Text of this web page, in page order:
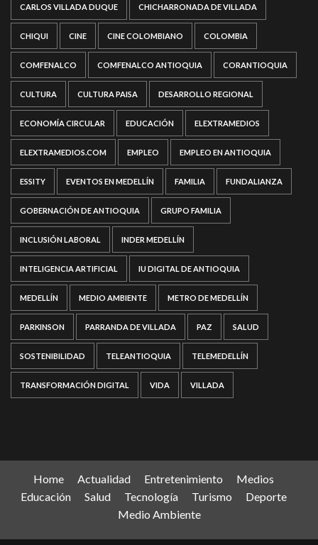
CARLOS VILLADA DUQUE CHICHARRONADA DE VILLADA
CHIQUI CINE CINE COLOMBIANO COLOMBIA
COMFENALCO COMFENALCO ANTIOQUIA CORANTIOQUIA
CULTURA CULTURA PAISA DESARROLLO REGIONAL
ECONOMÍA CIRCULAR EDUCACIÓN ELEXTRAMEDIOS
ELEXTRAMEDIOS.COM EMPLEO EMPLEO EN ANTIOQUIA
ESSITY EVENTOS EN MEDELLÍN FAMILIA FUNDALIANZA
GOBERNACIÓN DE ANTIOQUIA GRUPO FAMILIA
INCLUSIÓN LABORAL INDER MEDELLÍN
INTELIGENCIA ARTIFICIAL IU DIGITAL DE ANTIOQUIA
MEDELLÍN MEDIO AMBIENTE METRO DE MEDELLÍN
PARKINSON PARRANDA DE VILLADA PAZ SALUD
SOSTENIBILIDAD TELEANTIOQUIA TELEMEDELLÍN
TRANSFORMACIÓN DIGITAL VIDA VILLADA
Home Actualidad Entretenimiento
Medios
Educación
Salud Tecnología Turismo
Deporte
Medio Ambiente